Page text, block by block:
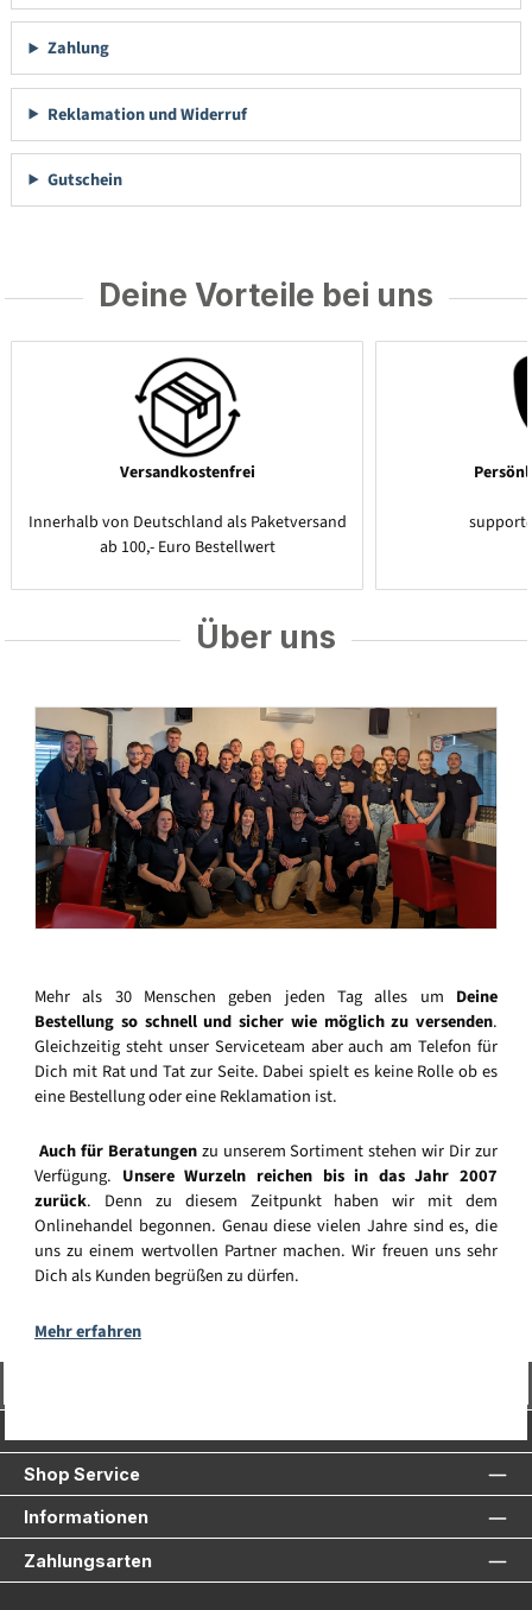
Zahlung
Reklamation und Widerruf
Gutschein
Deine Vorteile bei uns
Versandkostenfrei
Innerhalb von Deutschland als Paketversand
ab 100,- Euro Bestellwert
Über uns
Mehr als 30 Menschen geben jeden Tag alles um Deine
Bestellung so schnell und sicher wie möglich zu versenden.
Gleichzeitig steht unser Serviceteam aber auch am Telefon für
Dich mit Rat und Tat zur Seite. Dabei spielt es keine Rolle ob es
eine Bestellung oder eine Reklamation ist.
Auch für Beratungenzu unserem Sortiment stehen wir Dir zur
Verfügung. Unsere Wurzeln reichen bis in das Jahr 2007
zurück. Denn zu diesem Zeitpunkt haben wir mit dem
Onlinehandel begonnen. Genau diese vielen Jahre sind es, die
uns zu einem wertvollen Partner machen. Wir freuen uns sehr
Dich als Kunden begrüßen zu dürfen.
Mehr erfahren
Shop Service
Informationen
Zahlungsarten